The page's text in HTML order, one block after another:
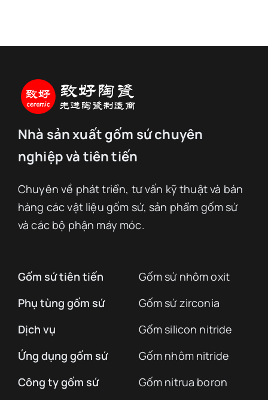
Nhà sản xuất gốm sứ chuyên
nghiệp và tiên tiến
Chuyên về phát triển, tư vấn kỹ thuật và bán
hàng các vật liệu gốm sứ, sản phẩm gốm sứ
và các bộ phận máy móc.
Gốm sứ tiên tiến
Phụ tùng gốm sứ
Dịch vụ
Ứng dụng gốm sứ
Công ty gốm sứ
Gốm sứ nhôm oxit
Gốm sứ zirconia
Gốm silicon nitride
Gốm nhôm nitride
Gốm nitrua boron